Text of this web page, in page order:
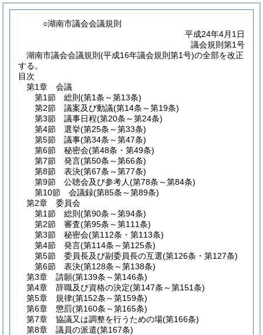
○湖南市議会会議規則
平成24年4月1日
議会規則第1号
湖南市議会会議規則(平成16年議会規則第1号)の全部を改正
する。
目次
第1章
会議
第1節
総則 (第1条～第13条)
第2節
議案及び動議(第14条～第19条)
第3節
議事日程(第20条～第24条)
第4節
選挙(第25条～第33条)
第5節
議事(第34条～第47条)
第6節
秘密会(第48条・第49条)
第7節
発言(第50条～第66条)
第8節
表決(第67条～第77条)
第9節
公聴会及び参考人(第78条～第84条)
第10節
会議録(第85条～第89条)
第2章
委員会
第1節
総則 (第90条～第94条)
第2節
審査(第95条～第111条)
第3節
秘密会(第112条・第113条)
第4節
発言(第114条～第125条)
第5節
委員長及び副委員長の互選(第126条・第127条)
第6節
表決(第128条～第138条)
第3章
請願(第139条～第146条)
第4章
辞職及び資格の決定(第147条～第151条)
第5章
規律(第152条～第159条)
第6章
懲罰(第160条～第165条)
第7章
協議又は調整を行うための場(第166条)
第8章
議員の派遣(第167条)